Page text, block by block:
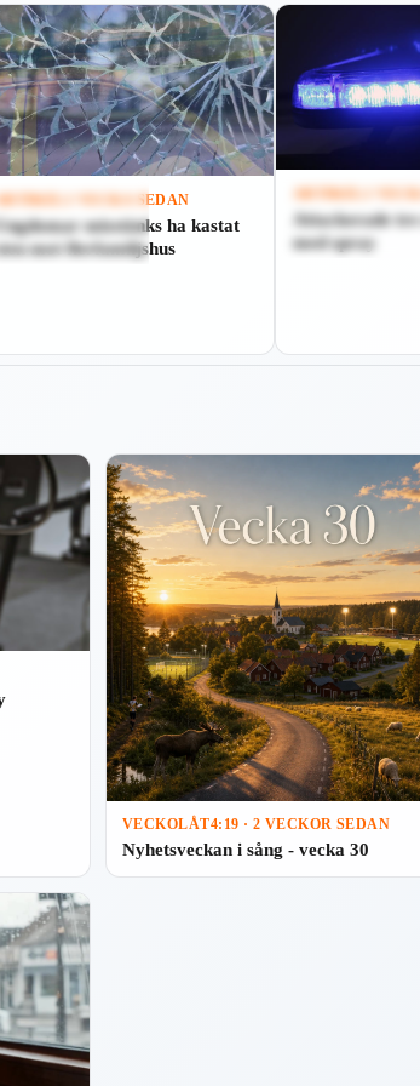
Spela
1 VECKA SEDAN
misstänks ha kastat
mot flerfamiljshus
Spela
1
Attackerade tre
med spray
VECKOLÅT4:19 · 2 VECKOR SEDAN
Nyhetsveckan i sång - vecka 30